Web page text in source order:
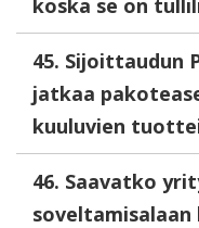
koska se on
45. Sijoittaudun
jatkaa
kuuluvien
46. Saavatko